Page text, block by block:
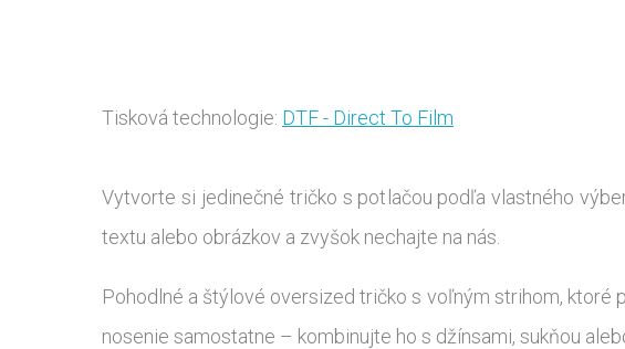
Tisková technologie: DTF - Direct To Film
Vytvorte si jedinečné tričko s potlačou podľa vlastného
textu alebo obrázkov a zvyšok nechajte na nás.
Pohodlné a štýlové oversized tričko s voľným strihom, ktoré
nosenie samostatne – kombinujte ho s džínsami, sukňou